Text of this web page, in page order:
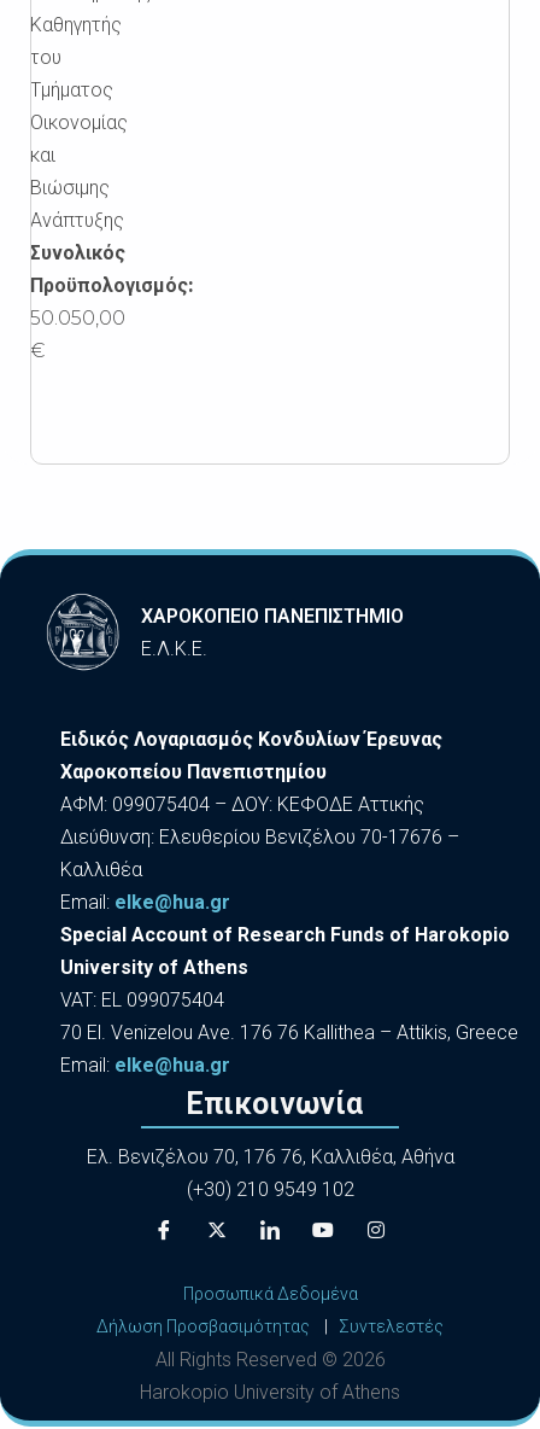
Καθηγητής
του
Τμήματος
Οικονομίας
και
Βιώσιμης
Ανάπτυξης
Συνολικός
Προϋπολογισμός:
50.050,00
€
ΧΑΡΟΚΟΠΕΙΟ ΠΑΝΕΠΙΣΤΗΜΙΟ
Ε.Λ.Κ.Ε.
Ειδικός Λογαριασμός Κονδυλίων Έρευνας
Χαροκοπείου Πανεπιστημίου
ΑΦΜ: 099075404 – ΔΟΥ: ΚΕΦΟΔΕ Αττικής
Διεύθυνση: Ελευθερίου Βενιζέλου 70-17676 –
Καλλιθέα
Εmail: elke@hua.gr
Special Account of Research Funds of Harokopio
University of Athens
VAT: EL 099075404
70 El. Venizelou Ave. 176 76 Kallithea – Attikis, Greece
Εmail: elke@hua.gr
Επικοινωνία
Ελ. Βενιζέλου 70, 176 76, Καλλιθέα, Αθήνα
(+30) 210 9549 102
Προσωπικά Δεδομένα
Δήλωση Προσβασιμότητας
Συντελεστές
All Rights Reserved © 2026
Harokopio University of Athens